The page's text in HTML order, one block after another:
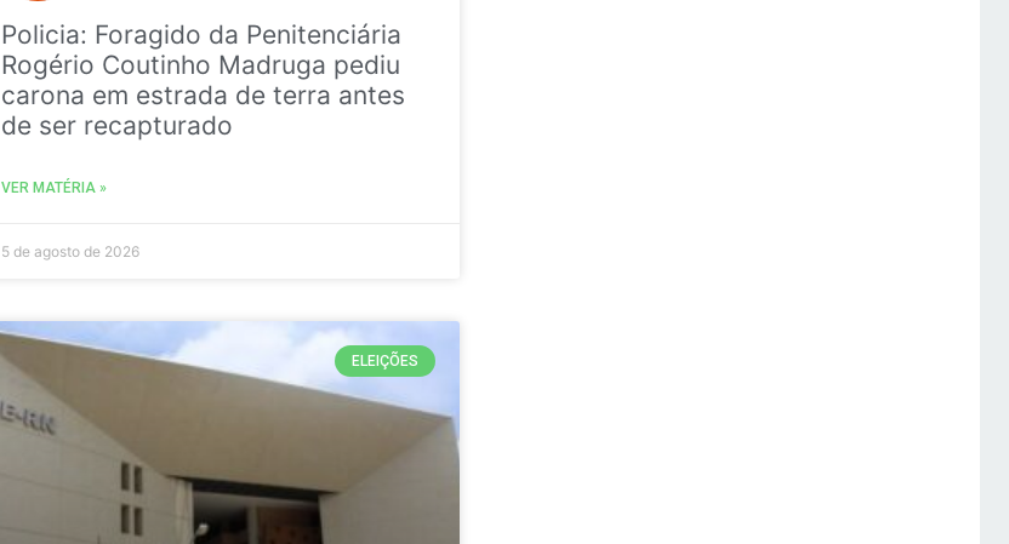
Policia: Foragido da Penitenciária
Rogério Coutinho Madruga pediu
carona em estrada de terra antes
de ser recapturado
VER MATÉRIA »
5 de agosto de 2026
ELEIÇÕES